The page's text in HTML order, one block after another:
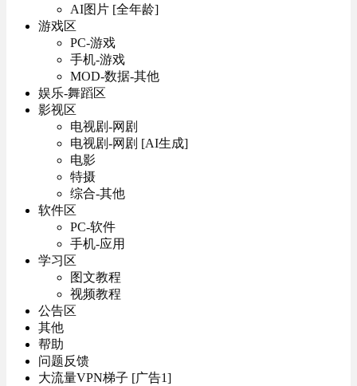
AI图片 [全年龄]
游戏区
PC-游戏
手机-游戏
MOD-数据-其他
娱乐-舞蹈区
影视区
电视剧-网剧
电视剧-网剧 [AI生成]
电影
特摄
综合-其他
软件区
PC-软件
手机-应用
学习区
图文教程
视频教程
公告区
其他
帮助
问题反馈
大流量VPN梯子 [广告1]